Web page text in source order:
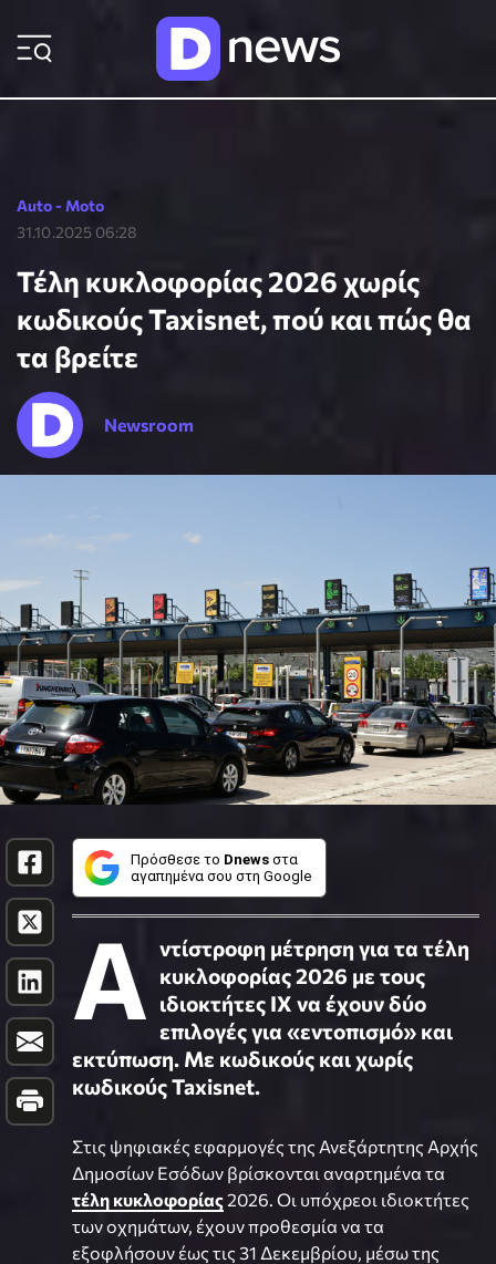
Auto - Moto
31.10.2025 06:28
Τέλη κυκλοφορίας 2026 χωρίς
κωδικούς Taxisnet, πού και πώς θα
τα βρείτε
Newsroom
Πρόσθεσε το Dnews στα
αγαπημένα σου στη Google
Α ντίστροφη μέτρηση για τα τέλη
κυκλοφορίας 2026 με τους
ιδιοκτήτες ΙΧ να έχουν δύο
επιλογές για «εντοπισμό» και
εκτύπωση. Με κωδικούς και χωρίς
κωδικούς Taxisnet.
Στις ψηφιακές εφαρμογές της Ανεξάρτητης Αρχής
Δημοσίων Εσόδων βρίσκονται αναρτημένα τα
τέλη κυκλοφορίας2026. Οι υπόχρεοι ιδιοκτήτες
των οχημάτων, έχουν προθεσμία να τα
εξοφλήσουν έως τις 31 Δεκεμβρίου, μέσω της